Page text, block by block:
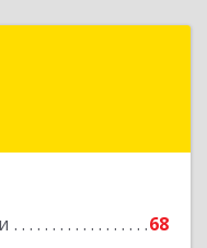
68
Подробнее